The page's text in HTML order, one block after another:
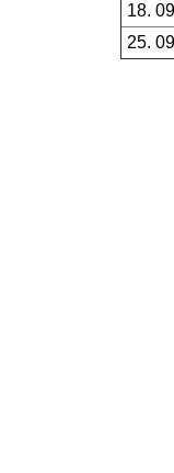
18.
25.